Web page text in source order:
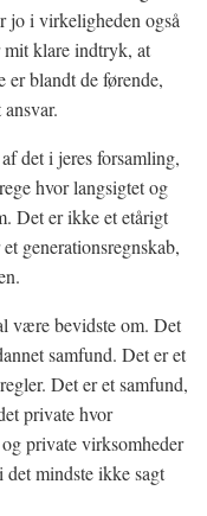
jo i virkeligheden også
klare indtryk, at
er blandt de førende,
det i jeres forsamling,
hvor langsigtet og
Det er ikke et etårigt
generationsregnskab,
være bevidste om. Det
samfund. Det er et
Det er et samfund,
private hvor
private virksomheder
det mindste ikke sagt